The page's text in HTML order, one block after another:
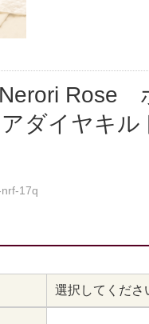
Rose
ダイヤキ
17q
選択してくださ